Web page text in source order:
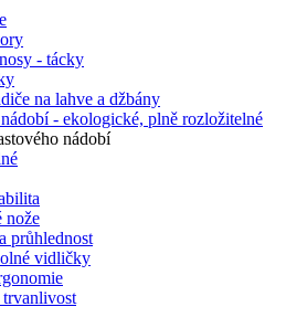
- tácky
na lahve a džbány
- ekologické, plně rozložitelné
nádobí
nože
průhlednost
vidličky
trvanlivost